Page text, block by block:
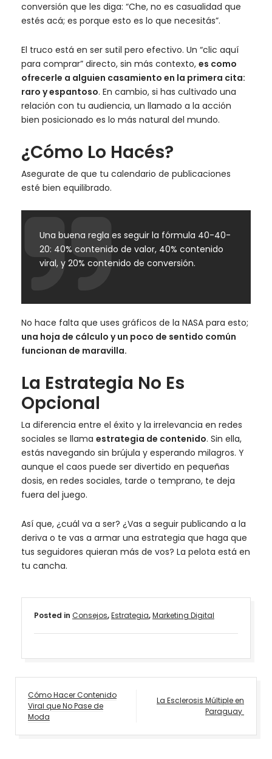
conversión que les diga: “Che, no es casualidad que
estés acá; es porque esto es lo que necesitás”.
El truco está en ser sutil pero efectivo. Un “clic aquí
para comprar” directo, sin más contexto, es como
ofrecerle a alguien casamiento en la primera cita:
raro y espantoso. En cambio, si has cultivado una
relación con tu audiencia, un llamado a la acción
bien posicionado es lo más natural del mundo.
¿Cómo Lo Hacés?
Asegurate de que tu calendario de publicaciones
esté bien equilibrado.
Una buena regla es seguir la fórmula 40-40-
20: 40% contenido de valor, 40% contenido
viral, y 20% contenido de conversión.
No hace falta que uses gráficos de la NASA para esto;
una hoja de cálculo y un poco de sentido común
funcionan de maravilla.
La Estrategia No Es
Opcional
La diferencia entre el éxito y la irrelevancia en redes
sociales se llama estrategia de contenido. Sin ella,
estás navegando sin brújula y esperando milagros. Y
aunque el caos puede ser divertido en pequeñas
dosis, en redes sociales, tarde o temprano, te deja
fuera del juego.
Así que, ¿cuál va a ser? ¿Vas a seguir publicando a la
deriva o te vas a armar una estrategia que haga que
tus seguidores quieran más de vos? La pelota está en
tu cancha.
Posted in Consejos,Estrategia,Marketing Digital
Navegación
de
entradas
Cómo Hacer Contenido
Viral que No Pase de
Moda
La Esclerosis Múltiple en
Paraguay